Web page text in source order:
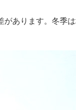
あります。冬季